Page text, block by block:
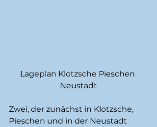
Lageplan Klotzsche Pieschen
Neustadt
Zwei, der zunächst in Klotzsche,
Pieschen und in der Neustadt